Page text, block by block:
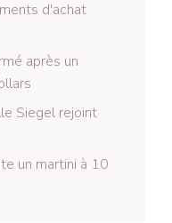
d'achat
après un
Siegel rejoint
un martini à 10